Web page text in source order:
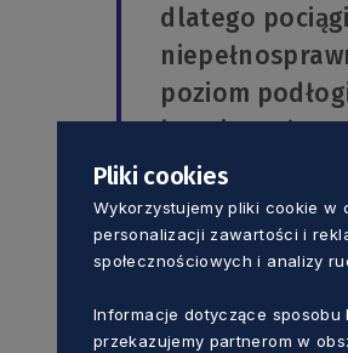
dlatego
poziom
Mieczysław
Podkreślał też jak
pasażerów
Każdy otrzymał
Nowe pociągi będą
Pliki cookies
Wykorzystujemy pliki cookie w
personalizacji zawartości i
społecznościowych i analizy
Informacje dotyczące
przekazujemy partnerom w